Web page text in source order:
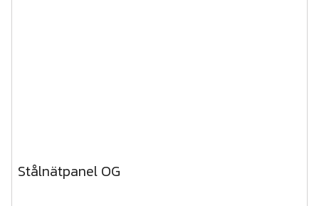
Stålnätpanel OG